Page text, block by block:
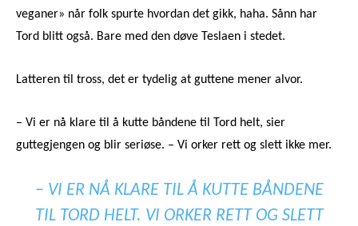
veganer» når folk spurte hvordan det gikk, haha. Sånn har
Tord blitt også. Bare med den døve Teslaen i stedet.
Latteren til tross, det er tydelig at guttene mener alvor.
– Vi er nå klare til å kutte båndene til Tord helt, sier
guttegjengen og blir seriøse. – Vi orker rett og slett ikke mer.
– VI ER NÅ KLARE TIL Å KUTTE BÅNDENE
TIL TORD HELT. VI ORKER RETT OG SLETT